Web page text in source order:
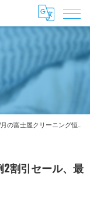
の富士屋クリーニング恒例2割引セール、最終日！
2割引セール、最